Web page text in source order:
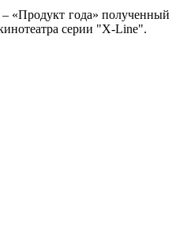
«Продукт года» полученный
серии "X-Line".